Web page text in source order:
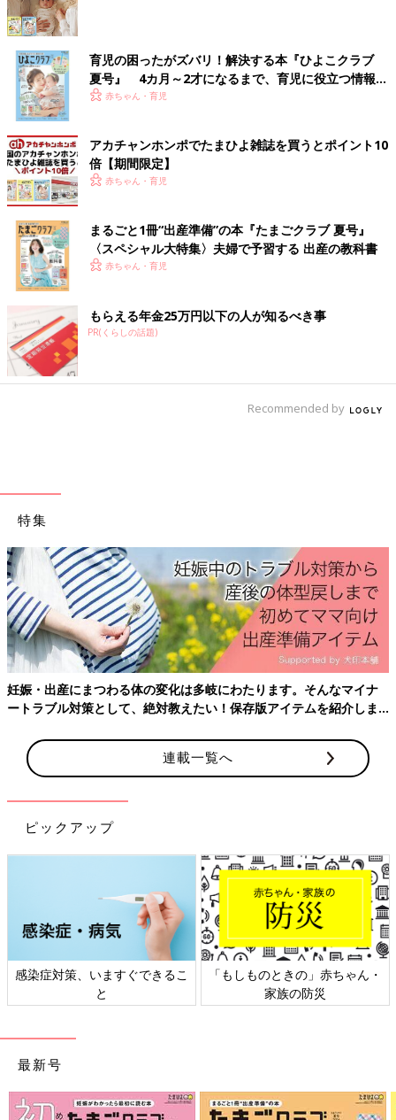
になったら、声かけをしながら正しい手順を教えましょう。靴教
育の「適齢期」。とても重要な時期です。
積雪がある地域は、寒冷地仕様の長靴で、元気に外
遊びを
――積雪がある地域では、冬、子どもはどんな靴を履いて過ごせ
ばいいでしょうか？
吉村 冬、北海道や東北地方など、積雪の中で生活する地域の場
合、雪の中で日常生活を送る期間が長いので、子どもたちも外で
元気に遊びます。その際に欠かせないのが「寒冷地仕様の長靴」
です。冬靴と呼ばれ、運動靴（夏靴）と呼び分けられているくら
い日常的に履かれています。
このような靴は北国でしか売られていないでしょう。靴底の刻み
は深く、筒部の内張りには保温のための起毛素材などが張られ
て、足元が冷えない工夫がされています。
素材がやわらかく足首を曲げてしゃがんだり、つま先立ちをして
しゃがんだりなど、さまざまな足や脚の動きに応じて曲がってく
トは？
――寒い地方仕様の靴でも活発に動き回らせたい、そのときの選
び方のポイントを教えてください。
吉村 寒冷地仕様の長靴の場合、左右の足長のうち長いほうと同
じ、もしくはプラス0.5㎝のものを選びましょう。また長靴の場
合はふくらはぎの太さ（筒回り）が入るかどうかも大切なので、
雪遊びの装備（靴下やスノーウエア、雪よけ足カバーなど）を身
につけてから試し履きをしてみるのがベストです。
吉村 寒冷地用長靴の中には、靴底のかかとの部分に滑り止め防
い）がつけられているものがあります。親が滑りにくくて安心だ
ろうと思って履かせてしまうと、思わぬけがをしてしまうという
幼児の遊びの状況を想像してみましょう。雪上でも構わず転げま
わって遊びますし、凍った雪面で走り、スピードが出た状態でし
りもちをつきながら滑りながらお友だちにぶつかって衝突する、
というような場面がめずらしくありません。その際、運が悪いと
足を前に突き出して突進することになるため、かかとのスパイク
がお友だちの頭部や顔面に激突して激しい出血を伴うけがをす
る、といったケースが起きることがあり大変危険です。
購入前に確認をしましょう。
育児の困ったがズバリ！解決する本『ひよこクラブ
夏号』 4カ月～2才になるまで、育児に役立つ情報が
いっぱい！
赤ちゃん・育児
アカチャンホンポでたまひよ雑誌を買うとポイント10
倍【期間限定】
赤ちゃん・育児
まるごと1冊“出産準備”の本『たまごクラブ 夏号』
〈スペシャル大特集〉夫婦で予習する 出産の教科書
赤ちゃん・育児
もらえる年金25万円以下の人が知るべき事
PR(くらしの話題)
Recommended by
特集
妊娠・出産にまつわる体の変化は多岐にわたります。そんなマイナ
ートラブル対策として、絶対教えたい！保存版アイテムを紹介しま
連載一覧へ
ピックアップ
感染症対策、いますぐできるこ
と
「もしものときの」赤ちゃん・
家族の防災
最新号